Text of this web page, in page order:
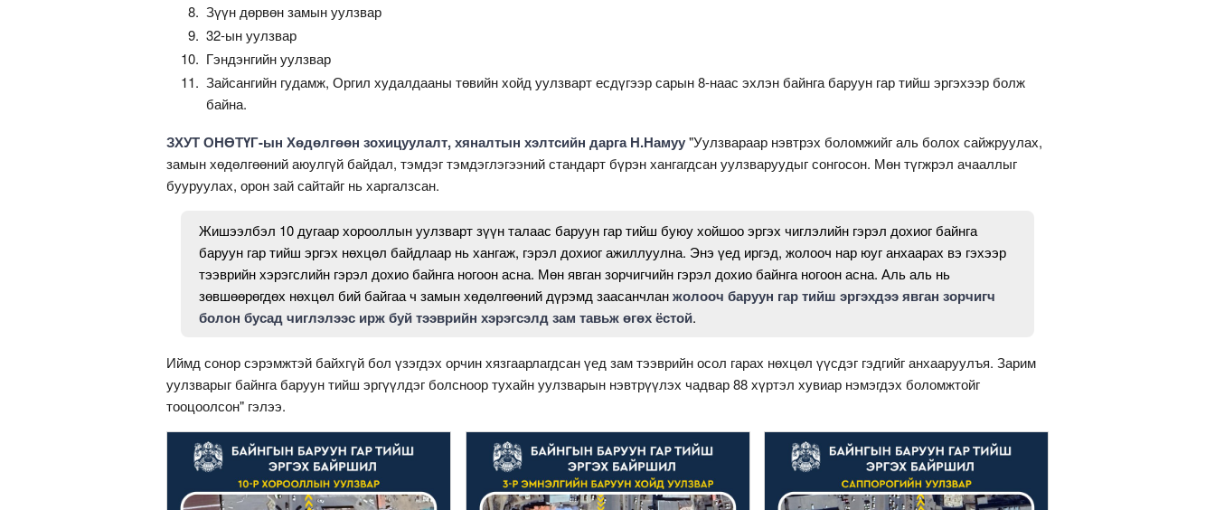
Зүүн дөрвөн замын уулзвар
32-ын уулзвар
Гэндэнгийн уулзвар
Зайсангийн гудамж, Оргил худалдааны төвийн хойд уулзварт есдүгээр сарын 8-наас эхлэн байнга баруун гар тийш эргэхээр болж
байна.
ЗХУТ ОНӨТҮГ-ын Хөдөлгөөн зохицуулалт, хяналтын хэлтсийн дарга Н.Намуу"Уулзвараар нэвтрэх боломжийг аль болох сайжруулах,
замын хөдөлгөөний аюулгүй байдал, тэмдэг тэмдэглэгээний стандарт бүрэн хангагдсан уулзваруудыг сонгосон. Мөн түгжрэл ачааллыг
бууруулах, орон зай сайтайг нь харгалзсан.
Жишээлбэл 10 дугаар хорооллын уулзварт зүүн талаас баруун гар тийш буюу хойшоо эргэх чиглэлийн гэрэл дохиог байнга
баруун гар тийш эргэх нөхцөл байдлаар нь хангаж, гэрэл дохиог ажиллуулна. Энэ үед иргэд, жолооч нар юуг анхаарах вэ гэхээр
тээврийн хэрэгслийн гэрэл дохио байнга ногоон асна. Мөн явган зорчигчийн гэрэл дохио байнга ногоон асна. Аль аль нь
зөвшөөрөгдөх нөхцөл бий байгаа ч замын хөдөлгөөний дүрэмд заасанчланжолооч баруун гар тийш эргэхдээ явган зорчигч
болон бусад чиглэлээс ирж буй тээврийн хэрэгсэлд зам тавьж өгөх ёстой.
Иймд сонор сэрэмжтэй байхгүй бол үзэгдэх орчин хязгаарлагдсан үед зам тээврийн осол гарах нөхцөл үүсдэг гэдгийг анхааруулъя. Зарим
уулзварыг байнга баруун тийш эргүүлдэг болсноор тухайн уулзварын нэвтрүүлэх чадвар 88 хүртэл хувиар нэмэгдэх боломжтойг
тооцоолсон" гэлээ.